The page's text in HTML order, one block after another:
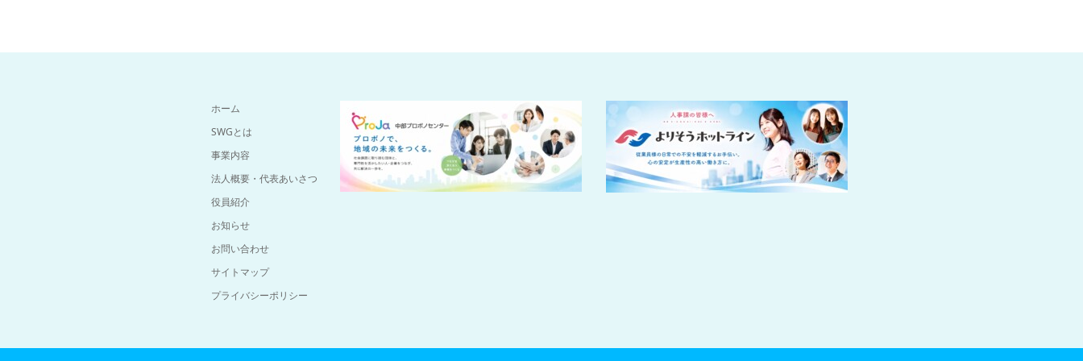
ホーム
SWGとは
事業内容
法人概要・代表あいさつ
役員紹介
お知らせ
お問い合わせ
サイトマップ
プライバシーポリシー